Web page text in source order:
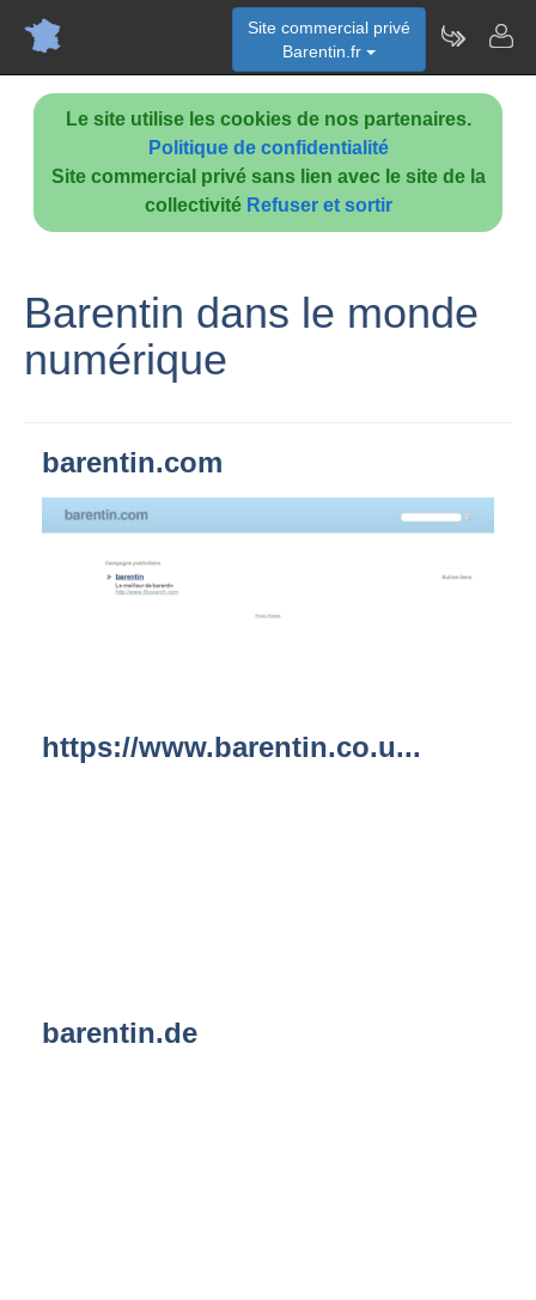
Le site utilise les cookies de nos partenaires.
Politique de confidentialité
Site commercial privé sans lien avec le site de la
collectivité Refuser et sortir
Site commercial privé
Barentin.fr
Barentin dans le monde
numérique
barentin.com
https://www.barentin.co.u...
barentin.de